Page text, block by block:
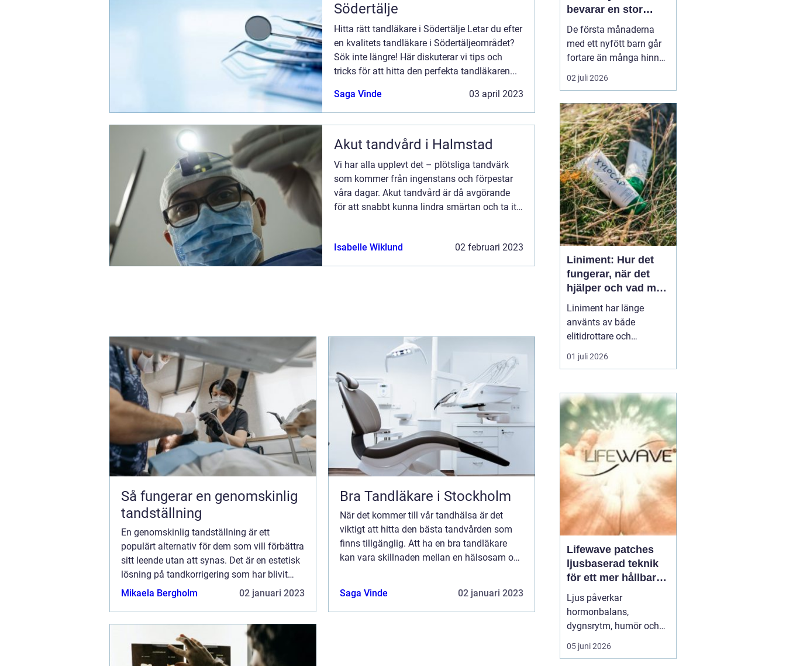
Södertälje
Hitta rätt tandläkare i Södertälje Letar du efter
en kvalitets tandläkare i Södertäljeområdet?
Sök inte längre! Här diskuterar vi tips och
tricks för att hitta den perfekta tandläkaren...
Saga Vinde 03 april 2023
Akut tandvård i Halmstad
Vi har alla upplevt det – plötsliga tandvärk
som kommer från ingenstans och förpestar
våra dagar. Akut tandvård är då avgörande
för att snabbt kunna lindra smärtan och ta itu
Isabelle Wiklund 02 februari 2023
Så fungerar en genomskinlig
tandställning
En genomskinlig tandställning är ett
populärt alternativ för dem som vill förbättra
sitt leende utan att synas. Det är en estetisk
lösning på tandkorrigering som har blivit
alltmer efterfrågad. I de...
Mikaela Bergholm 02 januari 2023
Bra Tandläkare i Stockholm
När det kommer till vår tandhälsa är det
viktigt att hitta den bästa tandvården som
finns tillgänglig. Att ha en bra tandläkare
kan vara skillnaden mellan en hälsosam och
Saga Vinde
02 januari 2023
bevarar en stor
stund
De första månaderna
med ett nyfött barn går
fortare än många hinner
med. Ena dagen ryms
hela foten i handflatan,
redan vuxit ur sina första
pyjamasar.Ett fotavtryck
bebis fångarjust den d...
02 juli 2026
Liniment: Hur det
fungerar, när det
hjälper och vad man
bör tänka på
Liniment har länge
använts av både
elitidrottare och
vardagsmotionärer för
att lindra värk, stelhet
hur fungerar dessa
krämer egentligen, vad
innehåller de och när
passar de b&...
01 juli 2026
Lifewave patches
ljusbaserad teknik
för ett mer hållbart
välbefinnande
Ljus påverkar
hormonbalans,
dygnsrytm, humör och
återhämtning. Under
senare år har en ny typ
05 juni 2026